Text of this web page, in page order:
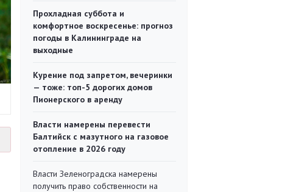
Прохладная суббота и
комфортное воскресенье: прогноз
погоды в Калининграде на
выходные
Курение под запретом, вечеринки
— тоже: топ-5 дорогих домов
Пионерского в аренду
Власти намерены перевести
Балтийск с мазутного на газовое
отопление в 2026 году
Власти Зеленоградска намерены
получить право собственности на